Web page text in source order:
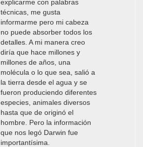
explicarme con palabras
técnicas, me gusta
informarme pero mi cabeza
no puede absorber todos los
detalles. A mi manera creo
diría que hace millones y
millones de años, una
molécula o lo que sea, salió a
la tierra desde el agua y se
fueron produciendo diferentes
especies, animales diversos
hasta que de originó el
hombre. Pero la información
que nos legó Darwin fue
importantísima.